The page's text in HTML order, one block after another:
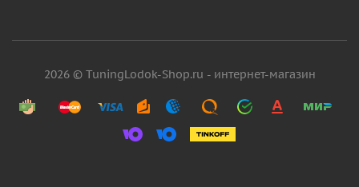
2026 © TuningLodok-Shop.ru - интернет-магазин